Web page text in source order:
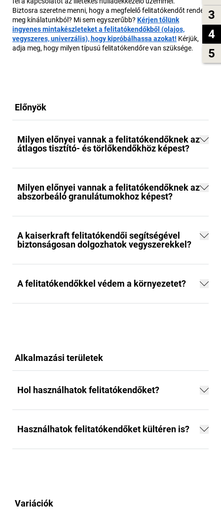
3
4
5
Biztosra szeretne menni, hogy a megfelelő felitatókendőt rendeli
meg kínálatunkból? Mi sem egyszerűbb? Kérjen tőlünk
ingyenes mintakészleteket a felitatókendőkből (olajos,
vegyszeres, univerzális), hogy kipróbálhassa azokat! Kérjük,
adja meg, hogy milyen típusú felitatókendőre van szüksége.
Előnyök
Milyen előnyei vannak a felitatókendőknek az
átlagos tisztító- és törlőkendőkhöz képest?
Milyen előnyei vannak a felitatókendőknek az
abszorbeáló granulátumokhoz képest?
A kaiserkraftfelitatókendői segítségével
biztonságosan dolgozhatok vegyszerekkel?
A felitatókendőkkel védem a környezetet?
Alkalmazási területek
Hol használhatok felitatókendőket?
Használhatok felitatókendőket kültéren is?
Variációk